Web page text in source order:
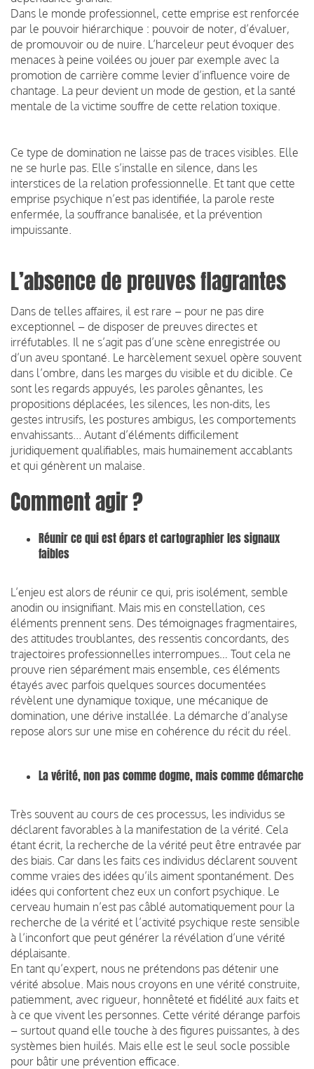
Dans le monde professionnel, cette emprise est renforcée
par le pouvoir hiérarchique : pouvoir de noter, d’évaluer,
de promouvoir ou de nuire. L’harceleur peut évoquer des
menaces à peine voilées ou jouer par exemple avec la
promotion de carrière comme levier d’influence voire de
chantage. La peur devient un mode de gestion, et la santé
mentale de la victime souffre de cette relation toxique.
Ce type de domination ne laisse pas de traces visibles. Elle
ne se hurle pas. Elle s’installe en silence, dans les
interstices de la relation professionnelle. Et tant que cette
emprise psychique n’est pas identifiée, la parole reste
enfermée, la souffrance banalisée, et la prévention
impuissante.
L’absence de preuves flagrantes
Dans de telles affaires, il est rare – pour ne pas dire
exceptionnel – de disposer de preuves directes et
irréfutables. Il ne s’agit pas d’une scène enregistrée ou
d’un aveu spontané. Le harcèlement sexuel opère souvent
dans l’ombre, dans les marges du visible et du dicible. Ce
sont les regards appuyés, les paroles gênantes, les
propositions déplacées, les silences, les non-dits, les
gestes intrusifs, les postures ambigus, les comportements
envahissants... Autant d’éléments difficilement
juridiquement qualifiables, mais humainement accablants
et qui génèrent un malaise.
Comment agir ?
Réunir ce qui est épars et cartographier les signaux
faibles
L’enjeu est alors de réunir ce qui, pris isolément, semble
anodin ou insignifiant. Mais mis en constellation, ces
éléments prennent sens. Des témoignages fragmentaires,
des attitudes troublantes, des ressentis concordants, des
trajectoires professionnelles interrompues… Tout cela ne
prouve rien séparément mais ensemble, ces éléments
étayés avec parfois quelques sources documentées
révèlent une dynamique toxique, une mécanique de
domination, une dérive installée. La démarche d’analyse
repose alors sur une mise en cohérence du récit du réel.
La vérité, non pas comme dogme, mais comme démarche
Très souvent au cours de ces processus, les individus se
déclarent favorables à la manifestation de la vérité. Cela
étant écrit, la recherche de la vérité peut être entravée par
des biais. Car dans les faits ces individus déclarent souvent
comme vraies des idées qu’ils aiment spontanément. Des
idées qui confortent chez eux un confort psychique. Le
cerveau humain n’est pas câblé automatiquement pour la
recherche de la vérité et l’activité psychique reste sensible
à l’inconfort que peut générer la révélation d’une vérité
déplaisante.
En tant qu’expert, nous ne prétendons pas détenir une
vérité absolue. Mais nous croyons en une vérité construite,
patiemment, avec rigueur, honnêteté et fidélité aux faits et
à ce que vivent les personnes. Cette vérité dérange parfois
– surtout quand elle touche à des figures puissantes, à des
systèmes bien huilés. Mais elle est le seul socle possible
pour bâtir une prévention efficace.